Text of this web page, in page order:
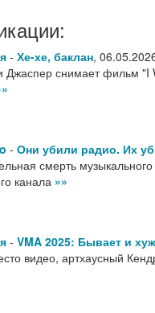
- Хе-хе, баклан,
снимает фильм "I
- Они убили радио. Их
смерть
канала »»
- VMA 2025: Бывает и
видео, артхаусный